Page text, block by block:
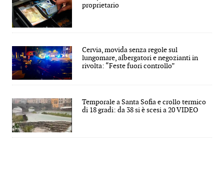
proprietario
Cervia, movida senza regole sul
lungomare, albergatori e negozianti in
rivolta: “Feste fuori controllo”
Temporale a Santa Sofia e crollo termico
di 18 gradi: da 38 si è scesi a 20 VIDEO